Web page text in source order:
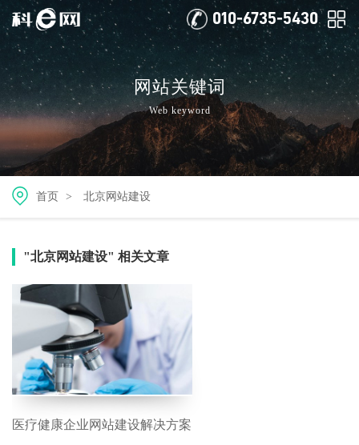
010-6735-5430
网站关键词
Web keyword
首页 > 北京网站建设
"北京网站建设" 相关文章
医疗健康企业网站建设解决方案